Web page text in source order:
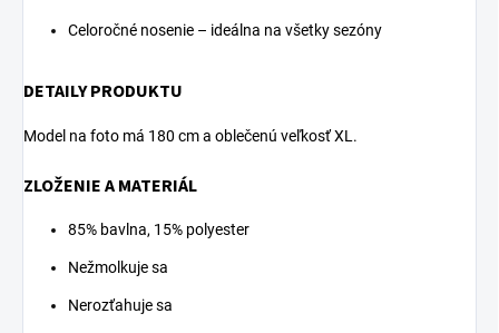
Celoročné nosenie – ideálna na všetky sezóny
DETAILY PRODUKTU
Model na foto má 180 cm a oblečenú veľkosť XL.
ZLOŽENIE A MATERIÁL
85% bavlna, 15% polyester
Nežmolkuje sa
Nerozťahuje sa